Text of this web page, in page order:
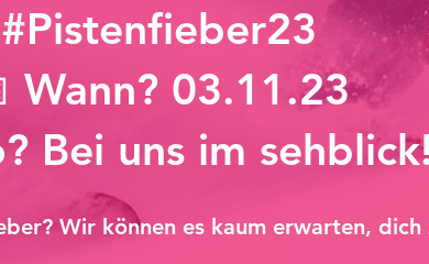
#Pistenfieber23
Wann? 03.11.23
Bei uns im
Wir können es kaum erwarten, dich